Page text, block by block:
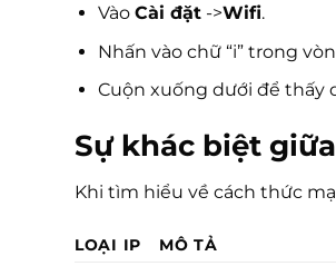
Vào Cài đặt->Wifi.
Nhấn vào chữ “i” trong
Cuộn xuống dưới để thấy
Sự khác biệt
Khi tìm hiểu về cách thức
LOẠI IP MÔ TẢ